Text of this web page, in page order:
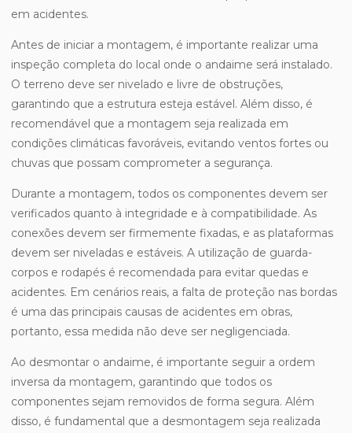
em acidentes.
Antes de iniciar a montagem, é importante realizar uma
inspeção completa do local onde o andaime será instalado.
O terreno deve ser nivelado e livre de obstruções,
garantindo que a estrutura esteja estável. Além disso, é
recomendável que a montagem seja realizada em
condições climáticas favoráveis, evitando ventos fortes ou
chuvas que possam comprometer a segurança.
Durante a montagem, todos os componentes devem ser
verificados quanto à integridade e à compatibilidade. As
conexões devem ser firmemente fixadas, e as plataformas
devem ser niveladas e estáveis. A utilização de guarda-
corpos e rodapés é recomendada para evitar quedas e
acidentes. Em cenários reais, a falta de proteção nas bordas
é uma das principais causas de acidentes em obras,
portanto, essa medida não deve ser negligenciada.
Ao desmontar o andaime, é importante seguir a ordem
inversa da montagem, garantindo que todos os
componentes sejam removidos de forma segura. Além
disso, é fundamental que a desmontagem seja realizada